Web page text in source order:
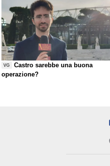
VG
Castro sarebbe una buona
operazione?